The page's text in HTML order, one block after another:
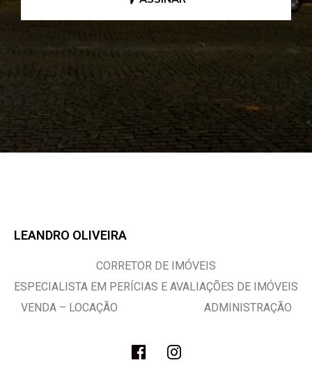
LEANDRO OLIVEIRA
CORRETOR DE IMÓVEIS
ESPECIALISTA EM PERÍCIAS E AVALIAÇÕES DE IMÓVEIS
VENDA – LOCAÇÃO ADMINISTRAÇÃO